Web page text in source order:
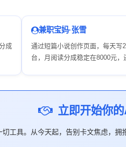
成
兼职宝妈·张雪
通过短篇小说创作页面，每天写
台，月阅读分成稳定在8000元，
立即开始你
工具。从今天起，告别卡文焦虑，